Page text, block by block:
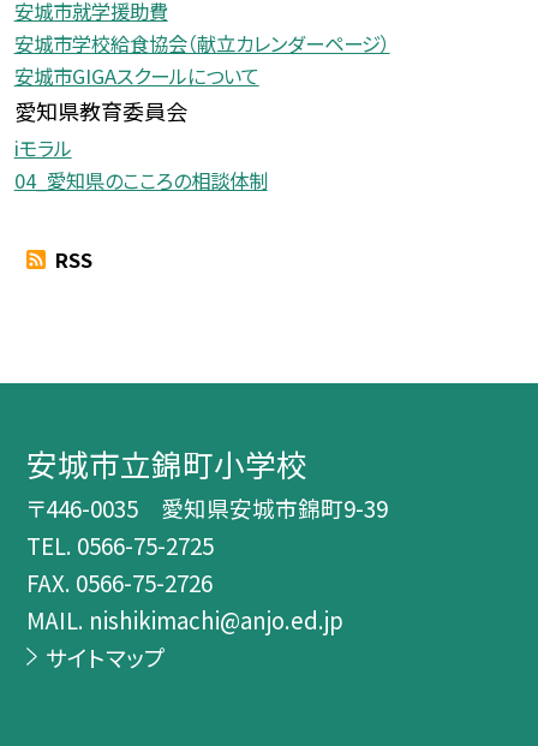
安城市就学援助費
安城市学校給食協会（献立カレンダーページ）
安城市GIGAスクールについて
愛知県教育委員会
iモラル
04_愛知県のこころの相談体制
RSS
安城市立錦町小学校
〒446-0035 愛知県安城市錦町9-39
TEL. 0566-75-2725
FAX. 0566-75-2726
MAIL. nishikimachi@anjo.ed.jp
サイトマップ